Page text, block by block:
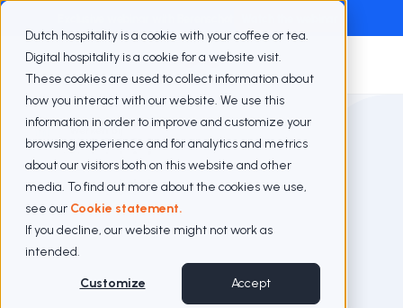
Dutch hospitality is a cookie with your coffee or tea.
Digital hospitality is a cookie for a website visit.
These cookies are used to collect information about
how you interact with our website. We use this
information in order to improve and customize your
browsing experience and for analytics and metrics
about our visitors both on this website and other
media. To find out more about the cookies we use,
see our Cookie statement.
If you decline, our website might not work as
intended.
Customize Accept
Werken bij
Challenge
accepted!